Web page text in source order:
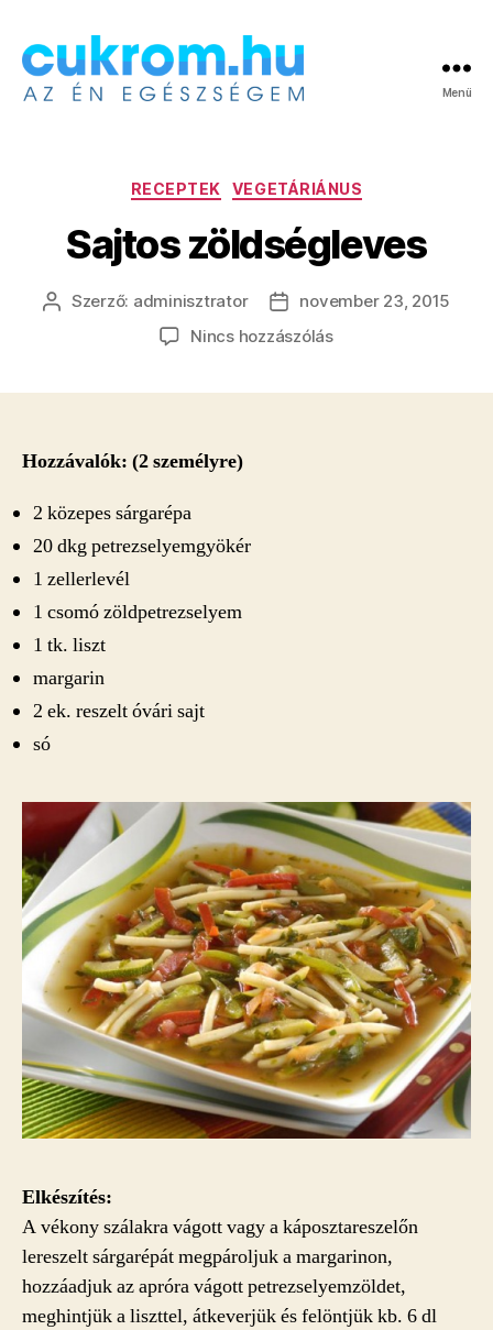
Menü
Kategóriák
RECEPTEK VEGETÁRIÁNUS
Sajtos zöldségleves
Bejegyzés
Szerző: adminisztrator
Bejegyzés
dátuma
november 23, 2015
Nincs hozzászólása(z)
Hozzávalók: (2 személyre)
2 közepes sárgarépa
20 dkg petrezselyemgyökér
1 zellerlevél
1 csomó zöldpetrezselyem
1 tk. liszt
margarin
2 ek. reszelt óvári sajt
só
Elkészítés:
A vékony szálakra vágott vagy a káposztareszelőn
lereszelt sárgarépát megpároljuk a margarinon,
hozzáadjuk az apróra vágott petrezselyemzöldet,
meghintjük a liszttel, átkeverjük és felöntjük kb. 6 dl